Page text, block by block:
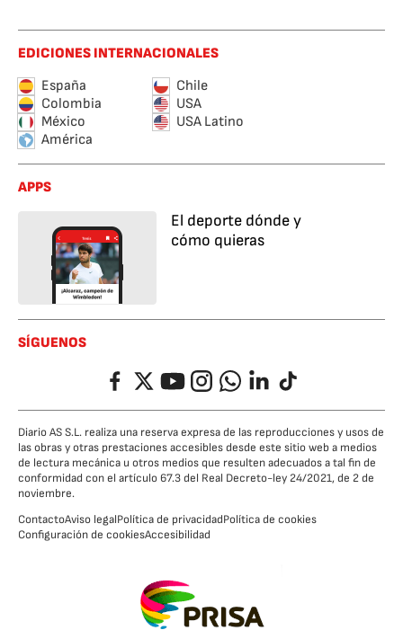
EDICIONES INTERNACIONALES
España
Chile
Colombia
USA
México
USA Latino
América
APPS
El deporte dónde y
cómo quieras
SÍGUENOS
FacebookTwitterYouTubeInstagramWhatsappLinkedIn
TikTok
Diario AS S.L. realiza una reserva expresa de las reproducciones y usos de
las obras y otras prestaciones accesibles desde este sitio web a medios
de lectura mecánica u otros medios que resulten adecuados a tal fin de
conformidad con el artículo 67.3 del Real Decreto-ley 24/2021, de 2 de
noviembre.
ContactoAviso legalPolítica de privacidadPolítica de cookies
Configuración de cookiesAccesibilidad